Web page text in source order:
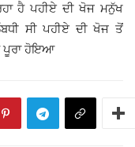
ਹੈ ਪਹੀਏ ਦੀ ਖੋਜ ਮਨੁੱਖ
ਸੀ ਪਹੀਏ ਦੀ ਖੋਜ ਤੋਂ
ਪੂਰਾ ਹੋਇਆ